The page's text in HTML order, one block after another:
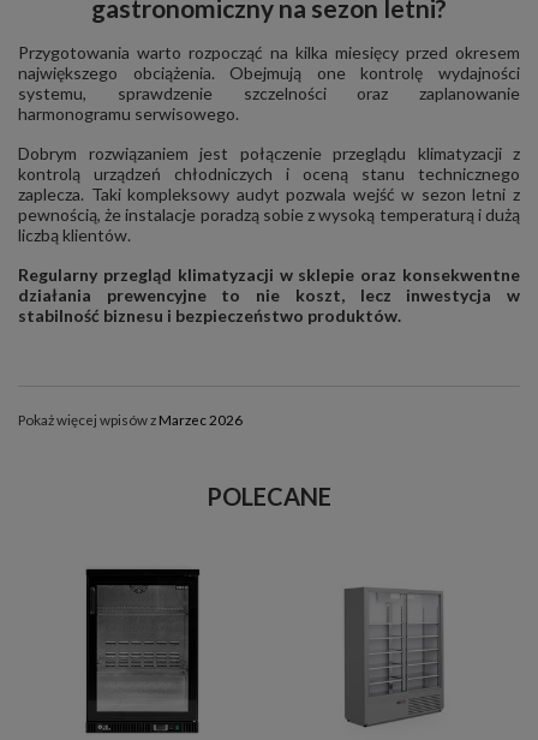
gastronomiczny na sezon letni?
Przygotowania warto rozpocząć na kilka miesięcy przed okresem
największego obciążenia. Obejmują one kontrolę wydajności
systemu, sprawdzenie szczelności oraz zaplanowanie
harmonogramu serwisowego.
Dobrym rozwiązaniem jest połączenie przeglądu klimatyzacji z
kontrolą urządzeń chłodniczych i oceną stanu technicznego
zaplecza. Taki kompleksowy audyt pozwala wejść w sezon letni z
pewnością, że instalacje poradzą sobie z wysoką temperaturą i dużą
liczbą klientów.
Regularny przegląd klimatyzacji w sklepie oraz konsekwentne
działania prewencyjne to nie koszt, lecz inwestycja w
stabilność biznesu i bezpieczeństwo produktów.
Pokaż więcej wpisów z Marzec 2026
POLECANE